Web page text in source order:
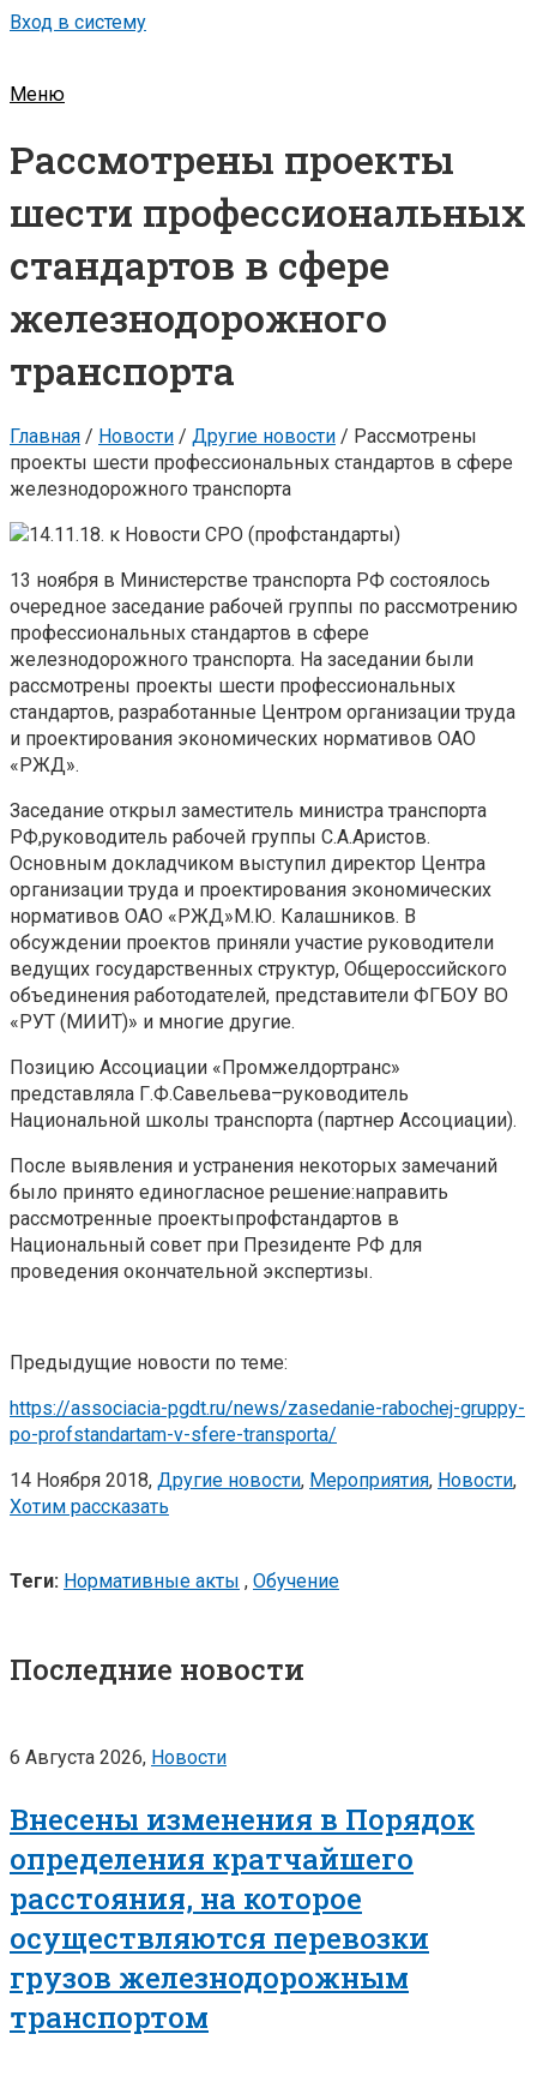
Вход в систему
Меню
Рассмотрены проекты
шести профессиональных
стандартов в сфере
железнодорожного
транспорта
Главная / Новости / Другие новости / Рассмотрены
проекты шести профессиональных стандартов в сфере
железнодорожного транспорта
13 ноября в Министерстве транспорта РФ состоялось
очередное заседание рабочей группы по рассмотрению
профессиональных стандартов в сфере
железнодорожного транспорта. На заседании были
рассмотрены проекты шести профессиональных
стандартов, разработанные Центром организации труда
и проектирования экономических нормативов ОАО
«РЖД».
Заседание открыл заместитель министра транспорта
РФ,руководитель рабочей группы С.А.Аристов.
Основным докладчиком выступил директор Центра
организации труда и проектирования экономических
нормативов ОАО «РЖД»М.Ю. Калашников. В
обсуждении проектов приняли участие руководители
ведущих государственных структур, Общероссийского
объединения работодателей, представители ФГБОУ ВО
«РУТ (МИИТ)» и многие другие.
Позицию Ассоциации «Промжелдортранс»
представляла Г.Ф.Савельева–руководитель
Национальной школы транспорта (партнер Ассоциации).
После выявления и устранения некоторых замечаний
было принято единогласное решение:направить
рассмотренные проектыпрофстандартов в
Национальный совет при Президенте РФ для
проведения окончательной экспертизы.
Предыдущие новости по теме:
https://associacia-pgdt.ru/news/zasedanie-rabochej-gruppy-
po-profstandartam-v-sfere-transporta/
14 Ноября 2018, Другие новости, Мероприятия, Новости,
Хотим рассказать
Теги: Нормативные акты , Обучение
Последние новости
6 Августа 2026, Новости
Внесены изменения в Порядок
определения кратчайшего
расстояния, на которое
осуществляются перевозки
грузов железнодорожным
транспортом